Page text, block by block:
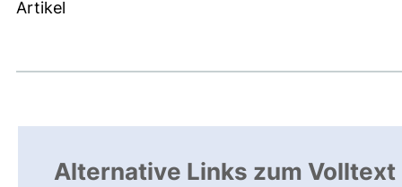
Artikel
Alternative Links zum Volltext